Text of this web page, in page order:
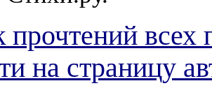
всех
на страницу